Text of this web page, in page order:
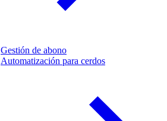
Gestión de abono
Automatización para cerdos